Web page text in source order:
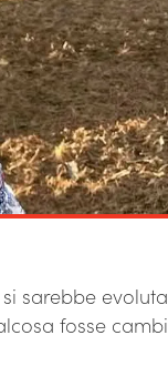
sarebbe
fosse